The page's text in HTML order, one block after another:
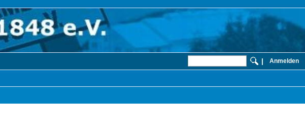
| Anmelden